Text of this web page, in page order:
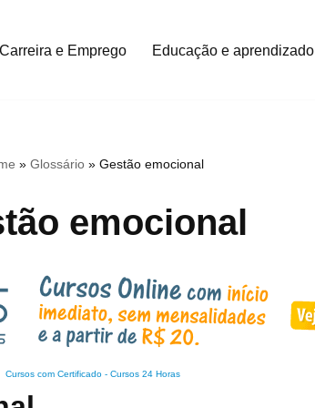
Carreira e Emprego Educação e aprendizado
»Glossário »Gestão emocional
emocional
Cursos com Certificado- Cursos 24 Horas